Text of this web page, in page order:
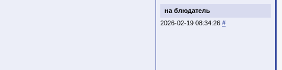
на блюдатель
2026-02-19 08:34:26 #